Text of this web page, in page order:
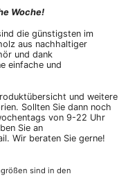
Woche!
die günstigsten im
aus nachhaltiger
und dank
einfache und
und weitere
Sollten Sie dann noch
von 9-22 Uhr
Sie an
Wir beraten Sie gerne!
sind in den